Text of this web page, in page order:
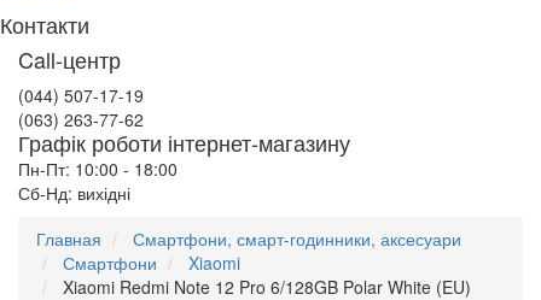
Контакти
Call-центр
(044) 507-17-19
(063) 263-77-62
Графік роботи інтернет-магазину
Пн-Пт: 10:00 - 18:00
Сб-Нд: вихідні
Главная
Смартфони, смарт-годинники, аксесуари
Смартфони
Xiaomi
Xiaomi Redmi Note 12 Pro 6/128GB Polar White (EU)